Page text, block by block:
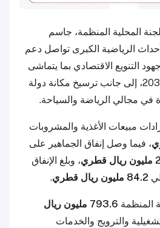
المحلية المنظمة، جاسم
الرياضية الكبرى تواصل دعم
التنويع الاقتصادي بما يتماشى
مع رؤية قطر الوطنية 2030، إلى جانب ترسيخ مكانة دولة
في مجالي الرياضة والسياحة.
مبيعات الأغذية والمشروبات
، فيما وصل إنفاق الجماهير على
، وبلغ الإنفاق
84.2 مليون ريال قطري .
المنظمة
793.6 مليون ريال
والترويج والخدمات